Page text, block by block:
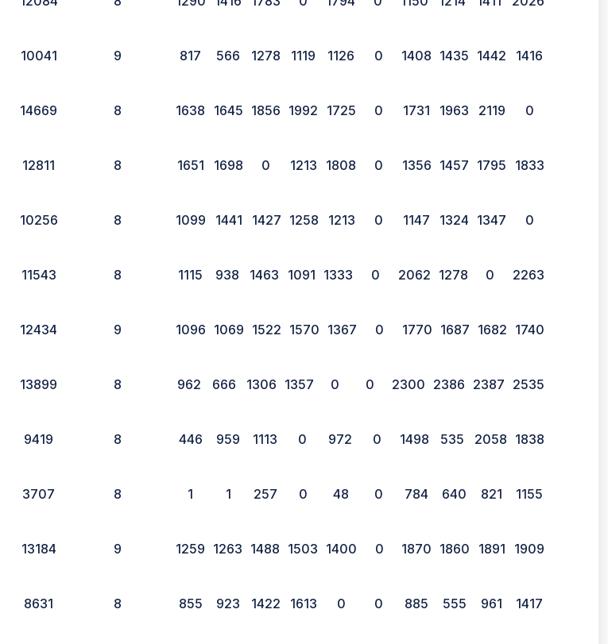
10041 9 817 566 1278 1119 1126 0 1408 1435 1442 1416
14669 8 1638 1645 1856 1992 1725 0 1731 1963 2119 0
12811 8 1651 1698 0 1213 1808 0 1356 1457 1795 1833
10256 8 1099 1441 1427 1258 1213 0 1147 1324 1347 0
11543 8 1115 938 1463 1091 1333 0 2062 1278 0 2263
12434 9 1096 1069 1522 1570 1367 0 1770 1687 1682 1740
13899 8 962 666 1306 1357 0 0 2300 2386 2387 2535
9419 8 446 959 1113 0 972 0 1498 535 2058 1838
3707 8 1 1 257 0 48 0 784 640 821 1155
13184 9 1259 1263 1488 1503 1400 0 1870 1860 1891 1909
8631 8 855 923 1422 1613 0 0 885 555 961 1417